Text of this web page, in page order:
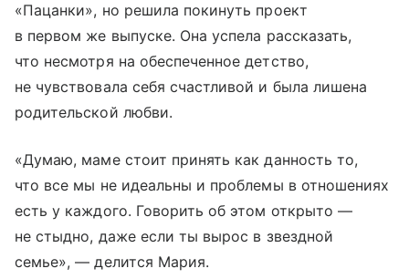
«Пацанки», но решила покинуть проект
в первом же выпуске. Она успела рассказать,
что несмотря на обеспеченное детство,
не чувствовала себя счастливой и была лишена
родительской любви.
«Думаю, маме стоит принять как данность то,
что все мы не идеальны и проблемы в отношениях
есть у каждого. Говорить об этом открыто —
не стыдно, даже если ты вырос в звездной
семье», — делится Мария.